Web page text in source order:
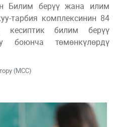
Билим берүү жана илим
тарбия комплексинин 84
кесиптик билим берүү
боюнча төмөнкүлөрдү
(МСС)